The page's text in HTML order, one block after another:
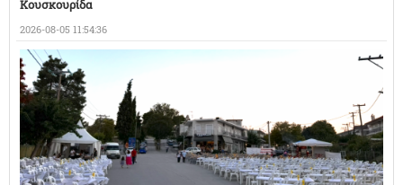
Κουσκουρίδα
2026-08-05 11:54:36